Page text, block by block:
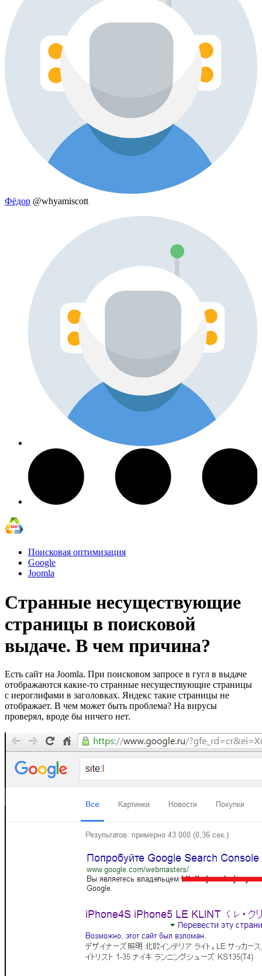
Фёдор @whyamiscott
Поисковая оптимизация
Google
Joomla
Странные несуществующие
страницы в поисковой
выдаче. В чем причина?
Есть сайт на Joomla. При поисковом запросе в гугл в выдаче
отображаются какие-то странные несуществующие страницы
с иероглифами в заголовках. Яндекс такие страницы не
отображает. В чем может быть проблема? На вирусы
проверял, вроде бы ничего нет.